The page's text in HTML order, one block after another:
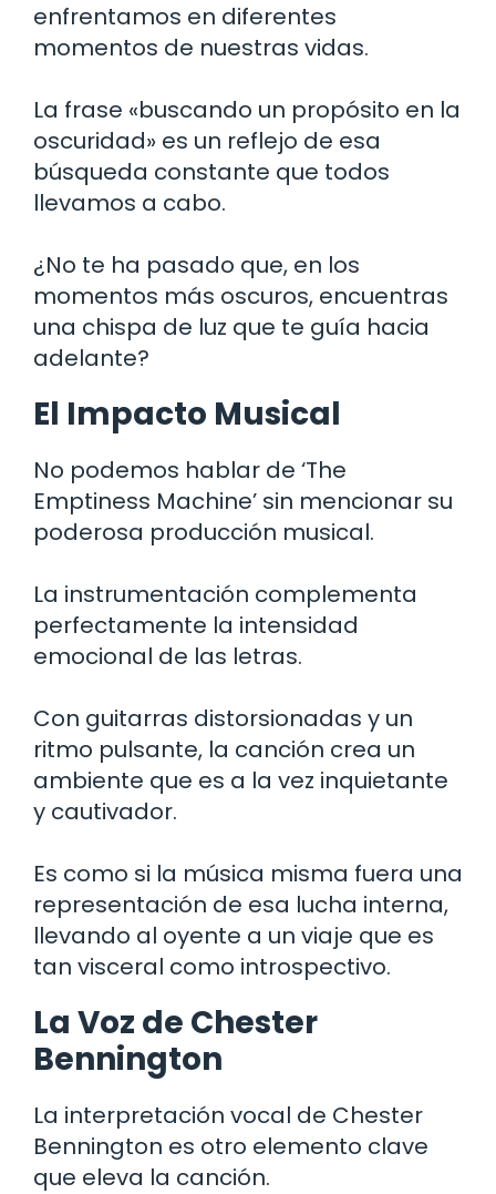
enfrentamos en diferentes
momentos de nuestras vidas.
La frase «buscando un propósito en la
oscuridad» es un reflejo de esa
búsqueda constante que todos
llevamos a cabo.
¿No te ha pasado que, en los
momentos más oscuros, encuentras
una chispa de luz que te guía hacia
adelante?
El Impacto Musical
No podemos hablar de ‘The
Emptiness Machine’ sin mencionar su
poderosa producción musical.
La instrumentación complementa
perfectamente la intensidad
emocional de las letras.
Con guitarras distorsionadas y un
ritmo pulsante, la canción crea un
ambiente que es a la vez inquietante
y cautivador.
Es como si la música misma fuera una
representación de esa lucha interna,
llevando al oyente a un viaje que es
tan visceral como introspectivo.
La Voz de Chester
Bennington
La interpretación vocal de Chester
Bennington es otro elemento clave
que eleva la canción.